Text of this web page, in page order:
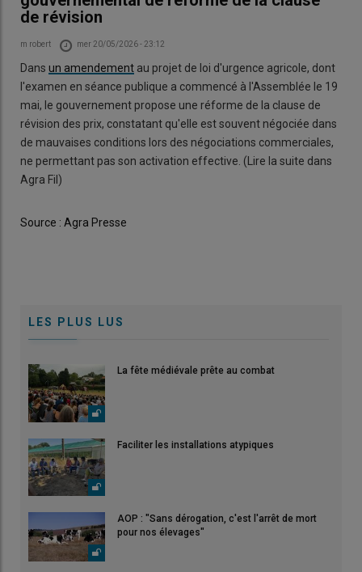
de révision
Auteur
m robert mer 20/05/2026 - 23:12
Body
Dans un amendement au projet de loi d'urgence agricole, dont
l'examen en séance publique a commencé à l'Assemblée le 19
mai, le gouvernement propose une réforme de la clause de
révision des prix, constatant qu'elle est souvent négociée dans
de mauvaises conditions lors des négociations commerciales,
ne permettant pas son activation effective. (Lire la suite dans
Agra Fil)
source_url
Source : Agra Presse
LES PLUS LUS
La fête médiévale prête au combat
Faciliter les installations atypiques
AOP : "Sans dérogation, c'est l'arrêt de mort
pour nos élevages"